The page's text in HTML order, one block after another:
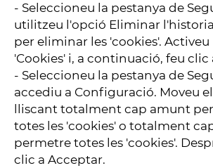
- Seleccioneu la pestanya de
utilitzeu l'opció Eliminar
per eliminar les 'cookies'. Activeu
'Cookies' i, a continuació, feu clic
- Seleccioneu la pestanya de
accediu a Configuració. Moveu
lliscant totalment cap amunt
totes les 'cookies' o totalment
permetre totes les 'cookies'.
clic a Acceptar.